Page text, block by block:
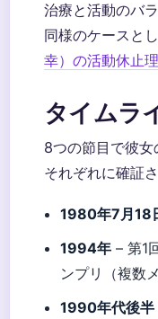
治療と活動のバ
同様のケースとし
幸）の活動休止
タイムラ
8つの節目で彼女
それぞれに確証
1980年7月18
1994年 – 第1
ンプリ（複数
1990年代後半